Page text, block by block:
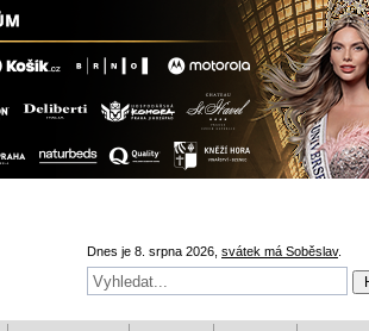
Dnes je 8. srpna 2026, svátek má Soběslav.